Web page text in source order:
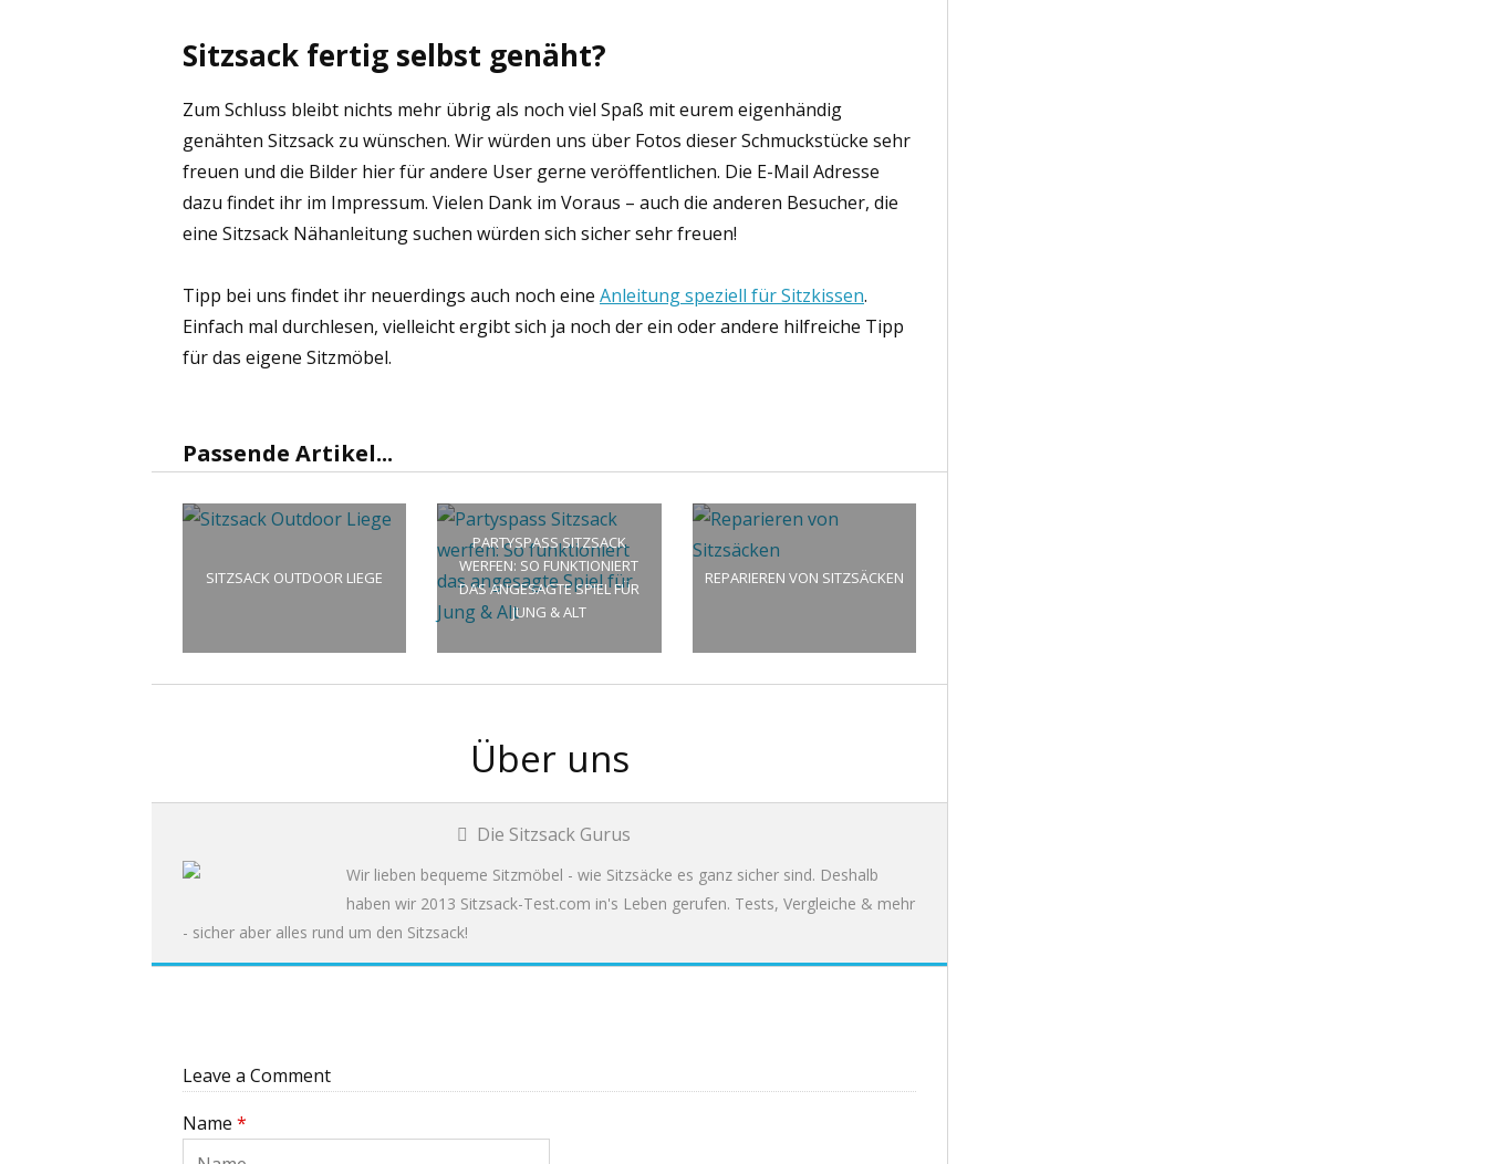
Sitzsack fertig selbst genäht?
Zum Schluss bleibt nichts mehr übrig als noch viel Spaß mit eurem eigenhändig
genähten Sitzsack zu wünschen. Wir würden uns über Fotos dieser Schmuckstücke sehr
freuen und die Bilder hier für andere User gerne veröffentlichen. Die E-Mail Adresse
dazu findet ihr im Impressum. Vielen Dank im Voraus – auch die anderen Besucher, die
eine Sitzsack Nähanleitung suchen würden sich sicher sehr freuen!
Tipp bei uns findet ihr neuerdings auch noch eine Anleitung speziell für Sitzkissen.
Einfach mal durchlesen, vielleicht ergibt sich ja noch der ein oder andere hilfreiche Tipp
für das eigene Sitzmöbel.
Passende Artikel...
SITZSACK OUTDOOR LIEGE
PARTYSPASS SITZSACK
WERFEN: SO FUNKTIONIERT
DAS ANGESAGTE SPIEL FÜR
JUNG & ALT
REPARIEREN VON SITZSÄCKEN
Über uns
Die Sitzsack Gurus
Wir lieben bequeme Sitzmöbel - wie Sitzsäcke es ganz sicher sind. Deshalb
haben wir 2013 Sitzsack-Test.com in's Leben gerufen. Tests, Vergleiche & mehr
- sicher aber alles rund um den Sitzsack!
Leave a Comment
Name *